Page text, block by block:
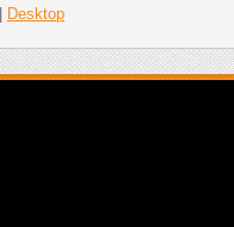
Desktop